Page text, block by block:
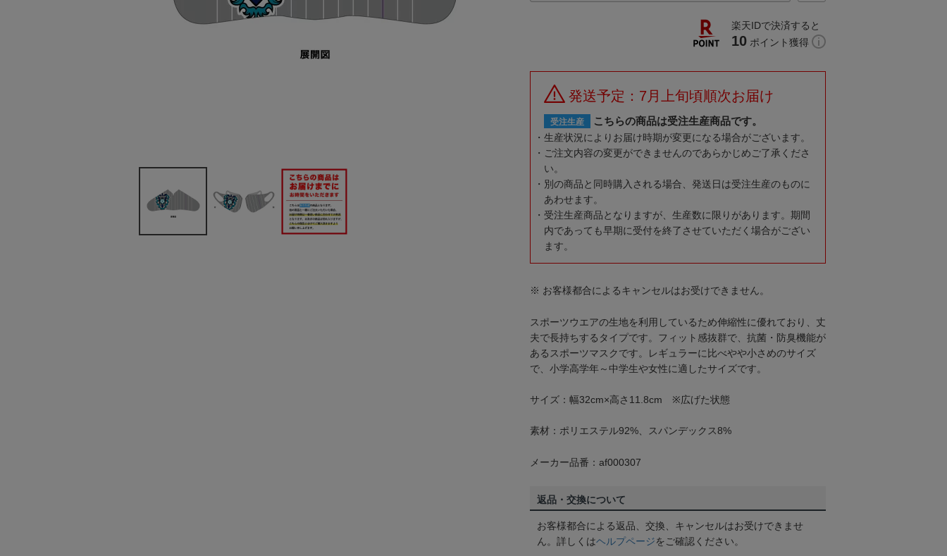
楽天IDで決済すると
10 ポイント獲得
発送予定：7月上旬頃順次お届け
受注生産 こちらの商品は受注生産商品です。
生産状況によりお届け時期が変更になる場合がございます。
ご注文内容の変更ができませんのであらかじめご了承くださ
い。
別の商品と同時購入される場合、発送日は受注生産のものに
あわせます。
受注生産商品となりますが、生産数に限りがあります。期間
内であっても早期に受付を終了させていただく場合がござい
ます。
※ お客様都合によるキャンセルはお受けできません。
スポーツウエアの生地を利用しているため伸縮性に優れており、丈
夫で長持ちするタイプです。フィット感抜群で、抗菌・防臭機能が
あるスポーツマスクです。レギュラーに比べやや小さめのサイズ
で、小学高学年～中学生や女性に適したサイズです。
サイズ：幅32cm×高さ11.8cm ※広げた状態
素材：ポリエステル92%、スパンデックス8%
メーカー品番：af000307
返品・交換について
お客様都合による返品、交換、キャンセルはお受けできませ
ん。詳しくはヘルプページをご確認ください。